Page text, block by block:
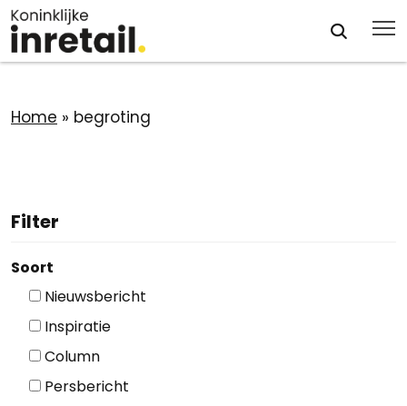
Home » begroting
Filter
Soort
Nieuwsbericht
Inspiratie
Column
Persbericht